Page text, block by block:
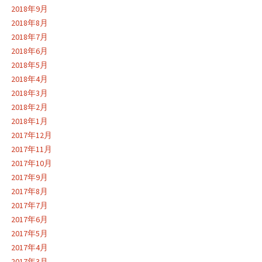
2018年9月
2018年8月
2018年7月
2018年6月
2018年5月
2018年4月
2018年3月
2018年2月
2018年1月
2017年12月
2017年11月
2017年10月
2017年9月
2017年8月
2017年7月
2017年6月
2017年5月
2017年4月